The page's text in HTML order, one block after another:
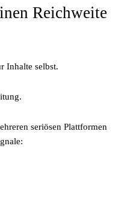
Reichweite
Inhalte selbst.
seriösen Plattformen